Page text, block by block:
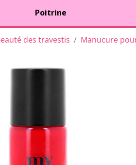
Poitrine
des travestis Manucure